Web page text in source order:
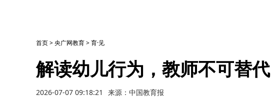
首页>央广网教育>育·见
解读幼儿行为，教师不可替代
2026-07-07 09:18:21 来源：中国教育报